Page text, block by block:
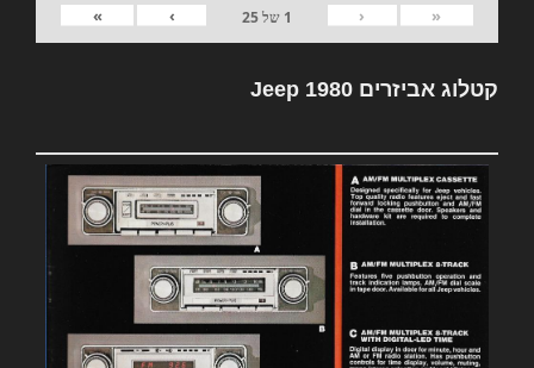
«
‹
1 של25
›
»
קטלוג אביזרים Jeep 1980